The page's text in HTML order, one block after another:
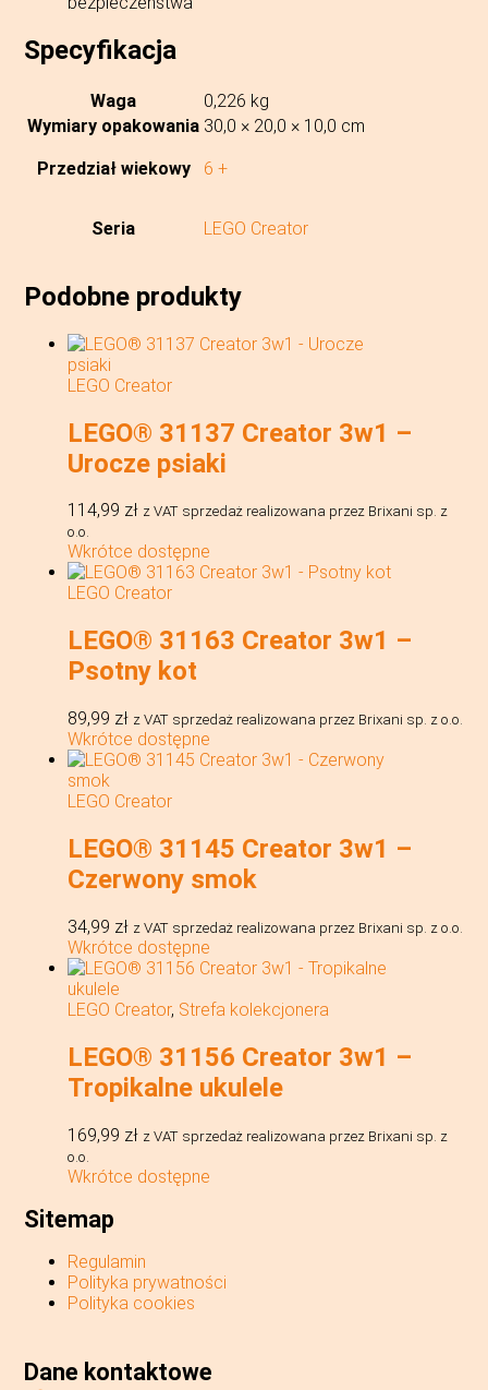
Specyfikacja
Waga
0,226 kg
Wymiary opakowania 30,0 × 20,0 × 10,0 cm
Przedział wiekowy 6 +
Seria LEGO Creator
Podobne produkty
LEGO Creator
LEGO® 31137 Creator 3w1 –
Urocze psiaki
114,99 zł z VAT sprzedaż realizowana przez Brixani sp. z
o.o.
Wkrótce dostępne
LEGO Creator
LEGO® 31163 Creator 3w1 –
Psotny kot
89,99 zł z VAT sprzedaż realizowana przez Brixani sp. z o.o.
Wkrótce dostępne
LEGO Creator
LEGO® 31145 Creator 3w1 –
Czerwony smok
34,99 zł z VAT sprzedaż realizowana przez Brixani sp. z o.o.
Wkrótce dostępne
LEGO Creator, Strefa kolekcjonera
LEGO® 31156 Creator 3w1 –
Tropikalne ukulele
169,99 zł z VAT sprzedaż realizowana przez Brixani sp. z
o.o.
Wkrótce dostępne
Sitemap
Regulamin
Polityka prywatności
Polityka cookies
Dane kontaktowe